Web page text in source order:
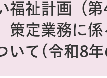
福祉計画（
策定業務に
いて(令和8